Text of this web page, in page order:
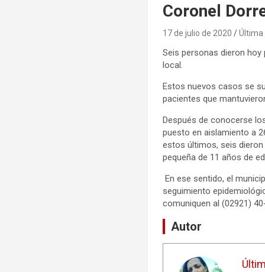
Coronel
17 de julio de 2020 Última
Seis personas dieron
local.
Estos nuevos casos se
pacientes que
Después de conocerse
puesto en aislamiento a
estos últimos, seis
pequeña de 11 años de
En ese sentido, el
seguimiento
comuniquen al (02921)
Autor